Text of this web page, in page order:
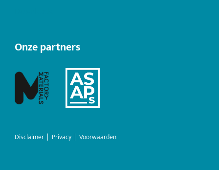
Onze partners
Disclaimer | Privacy | Voorwaarden